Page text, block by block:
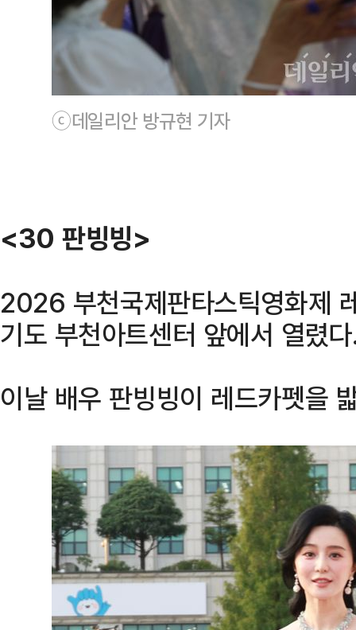
ⓒ데일리안 방규현 기자
<30 판빙빙>
2026 부천국제판타스틱영화제
기도 부천아트센터 앞에서 열렸
이날 배우 판빙빙이 레드카펫을